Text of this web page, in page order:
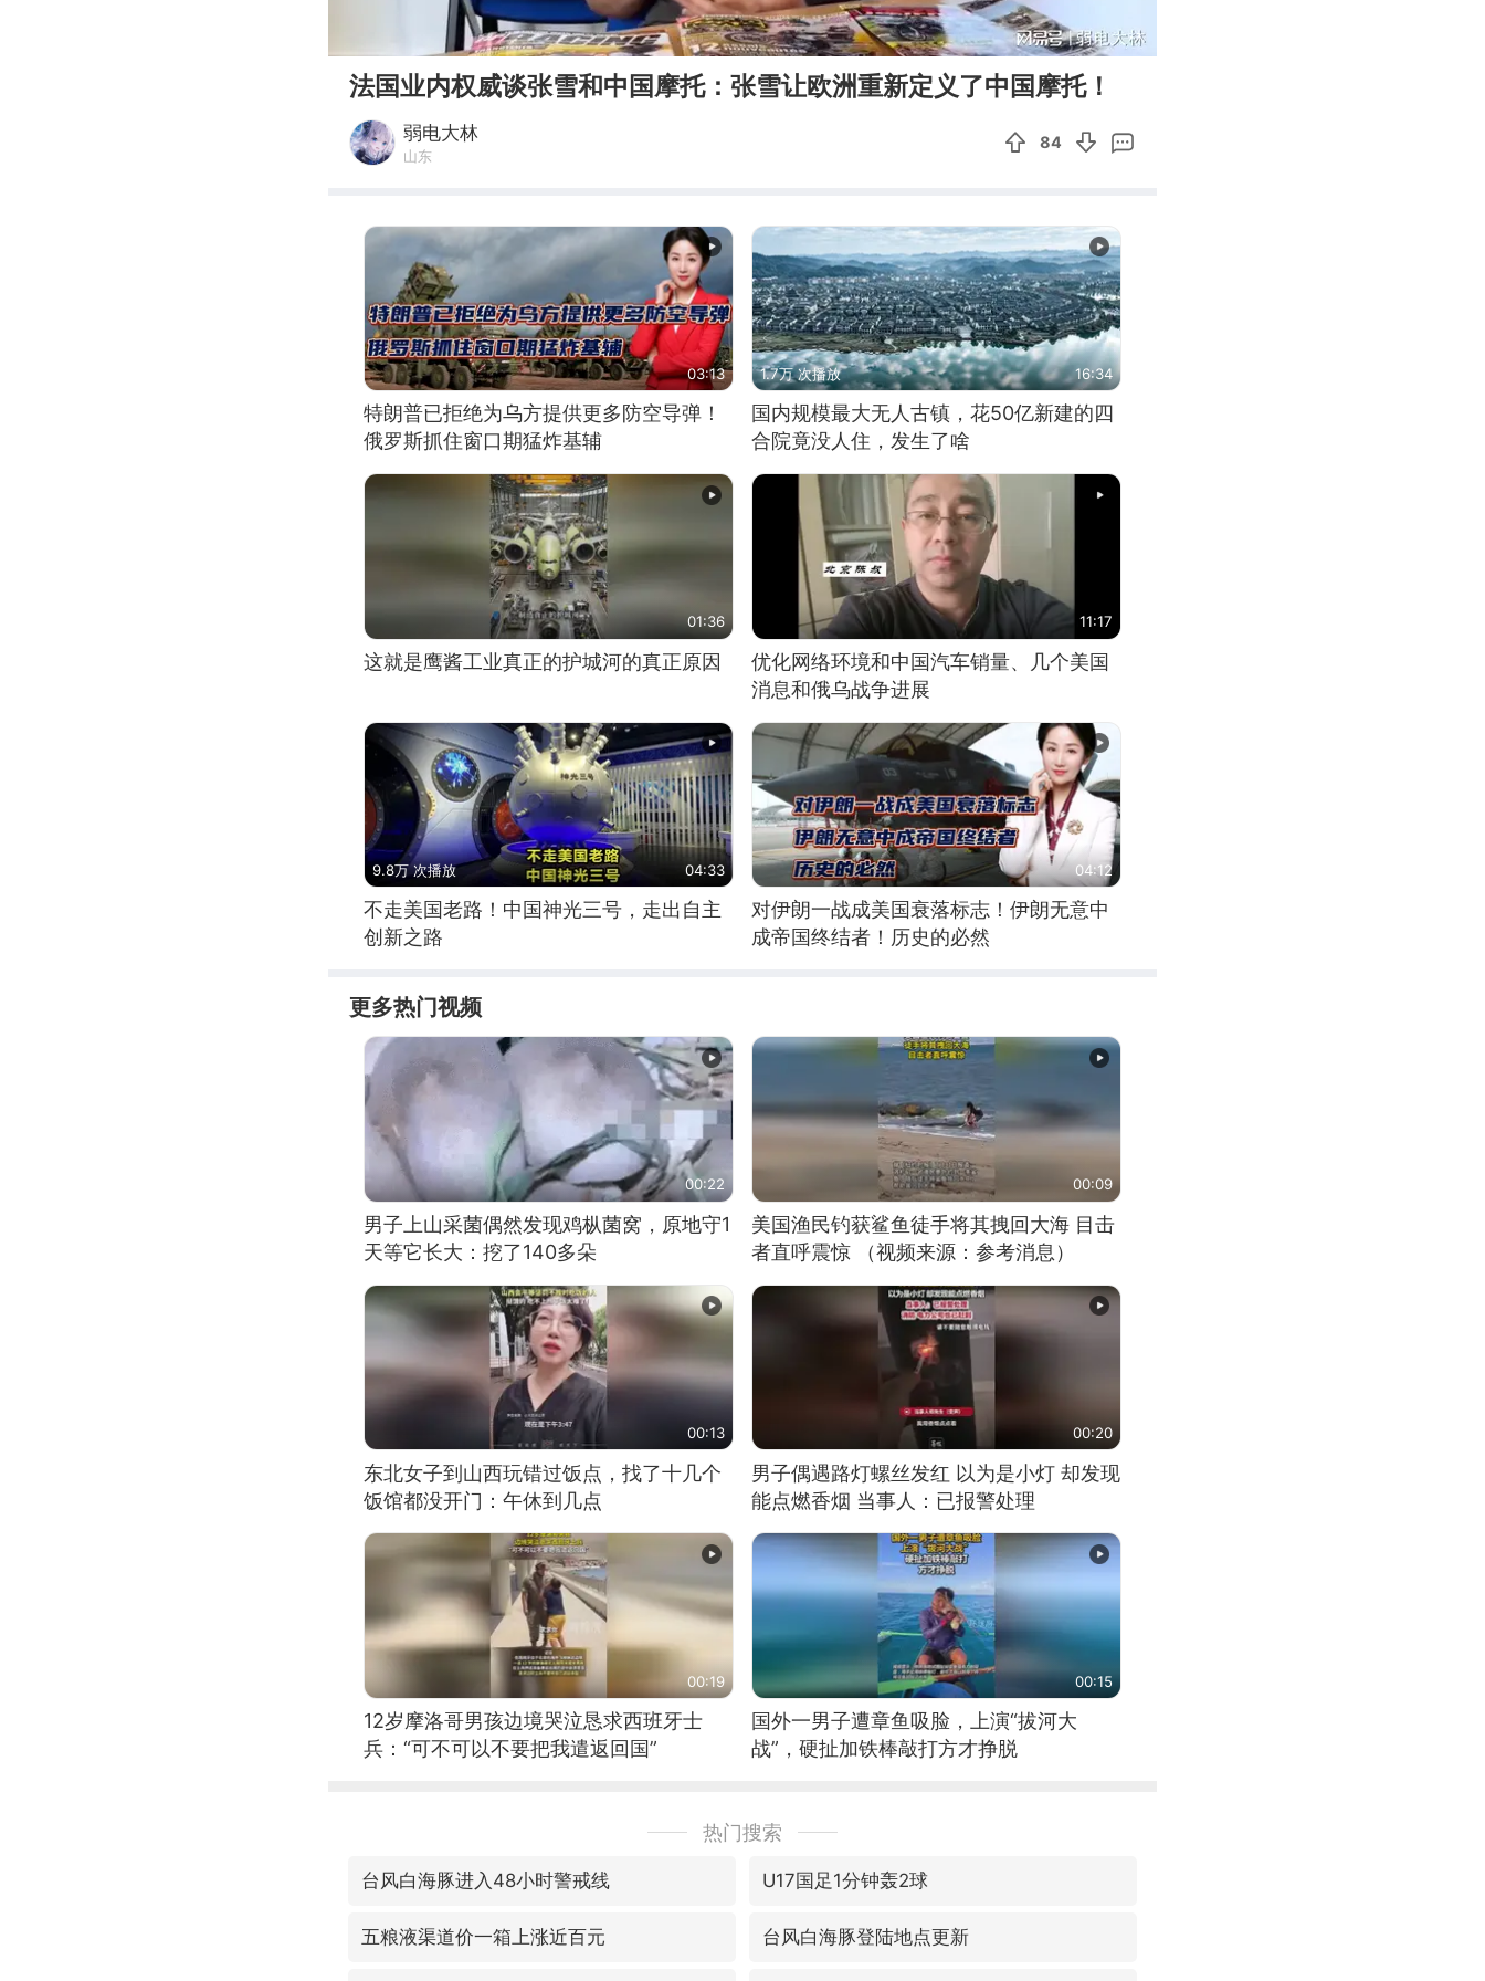
22:17
法国业内权威谈张雪和中国摩托：张雪让欧洲重新定义了中国摩托！
弱电大林
山东
84
03:13
特朗普已拒绝为乌方提供更多防空导弹！
俄罗斯抓住窗口期猛炸基辅
1.7万 次播放 16:34
国内规模最大无人古镇，花50亿新建的四
合院竟没人住，发生了啥
01:36
这就是鹰酱工业真正的护城河的真正原因
11:17
优化网络环境和中国汽车销量、几个美国
消息和俄乌战争进展
9.8万 次播放 04:33
不走美国老路！中国神光三号，走出自主
创新之路
04:12
对伊朗一战成美国衰落标志！伊朗无意中
成帝国终结者！历史的必然
更多热门视频
00:22
男子上山采菌偶然发现鸡枞菌窝，原地守1
天等它长大：挖了140多朵
00:09
美国渔民钓获鲨鱼徒手将其拽回大海 目击
者直呼震惊 （视频来源：参考消息）
00:13
东北女子到山西玩错过饭点，找了十几个
饭馆都没开门：午休到几点
00:20
男子偶遇路灯螺丝发红 以为是小灯 却发现
能点燃香烟 当事人：已报警处理
00:19
12岁摩洛哥男孩边境哭泣恳求西班牙士
兵：“可不可以不要把我遣返回国”
00:15
国外一男子遭章鱼吸脸，上演“拔河大
战”，硬扯加铁棒敲打方才挣脱
热门搜索
台风白海豚进入48小时警戒线 U17国足1分钟轰2球
五粮液渠道价一箱上涨近百元 台风白海豚登陆地点更新